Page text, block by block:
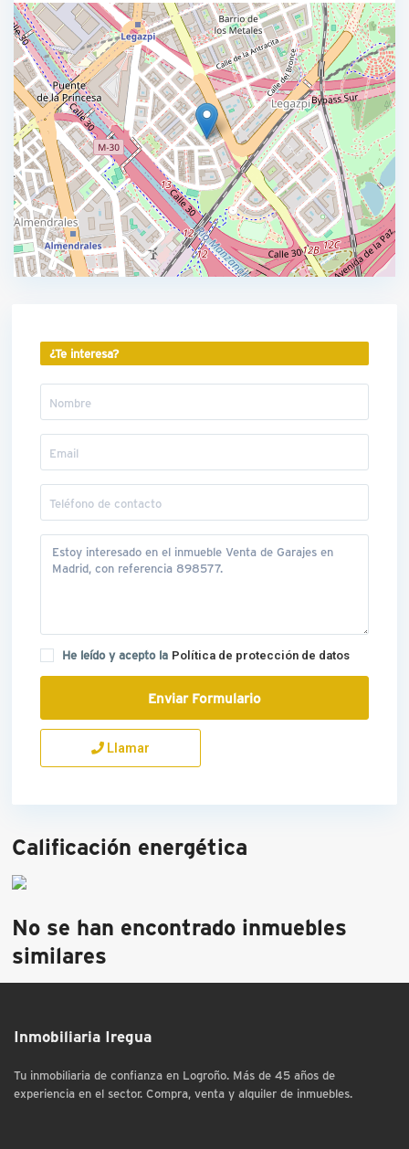
¿Te interesa?
He leído y acepto la Política de protección de datos
Llamar
Calificación energética
No se han encontrado inmuebles
similares
Inmobiliaria Iregua
Tu inmobiliaria de confianza en Logroño. Más de 45 años de
experiencia en el sector. Compra, venta y alquiler de inmuebles.